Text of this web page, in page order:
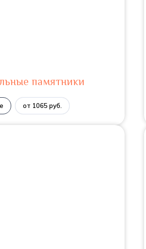
памятники
от 1065 руб.